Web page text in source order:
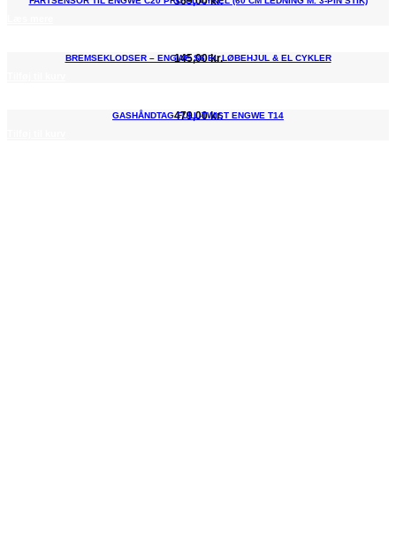
145,00kr.
BREMSEKLODSER – ENGWE S6 EL LØBEHJUL & EL CYKLER
479,00kr.
GASHÅNDTAG FULL-TWIST ENGWE T14